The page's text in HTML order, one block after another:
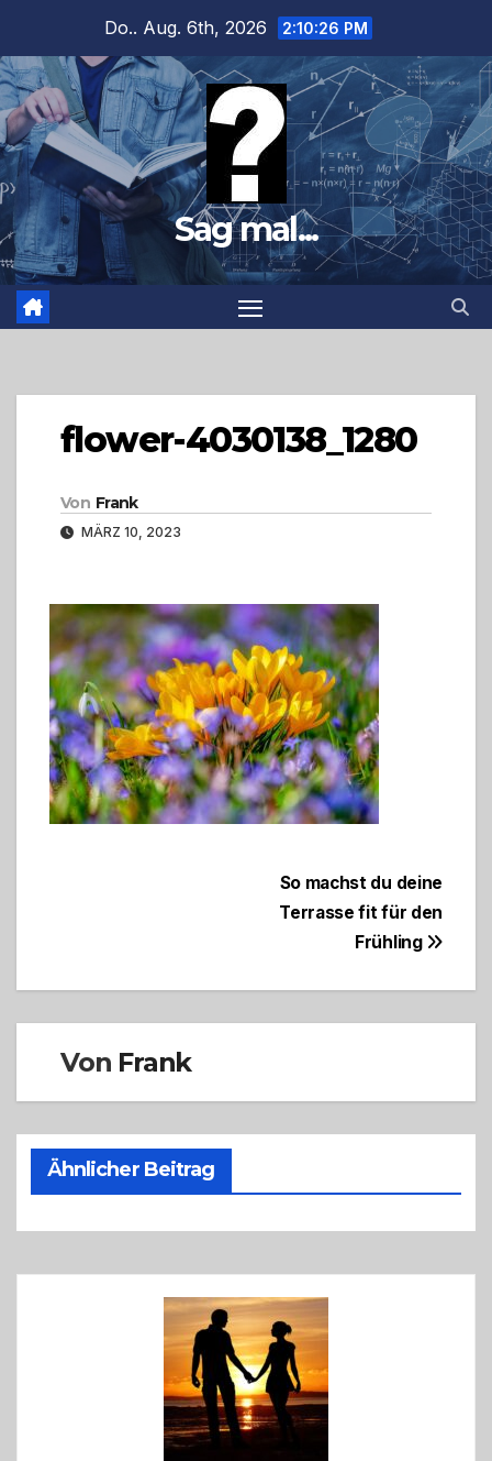
springen
Do.. Aug. 6th, 2026 2:10:27 PM
Sag mal...
flower-4030138_1280
Von Frank
MÄRZ 10, 2023
Beitragsnavigation
So machst du deine
Terrasse fit für den
Frühling
Von Frank
Ähnlicher Beitrag